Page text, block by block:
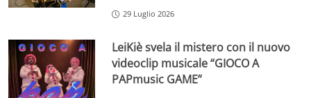
29 Luglio 2026
LeiKiè svela il mistero con il nuovo
videoclip musicale “GIOCO A
PAPmusic GAME”